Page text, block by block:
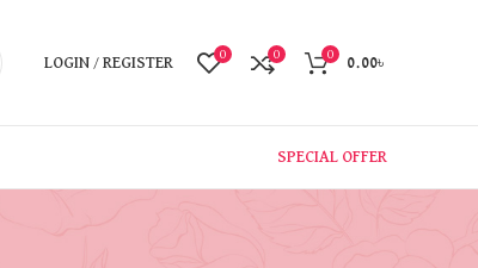
LOGIN / REGISTER
0 0 0
0.00৳
SPECIAL OFFER